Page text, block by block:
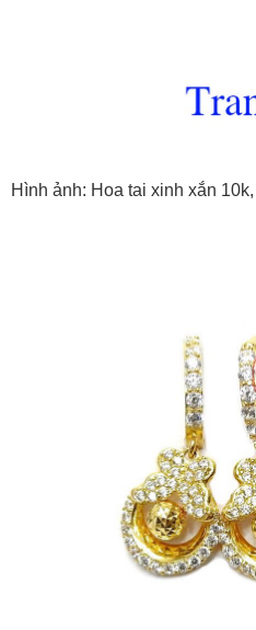
Hình ảnh: Hoa tai xinh xắn 10k,